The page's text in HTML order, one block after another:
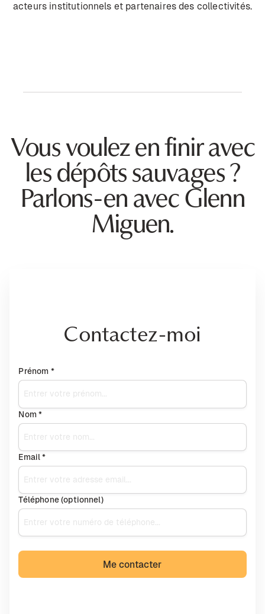
acteurs institutionnels et partenaires des collectivités.
Vous voulez en finir avec
les dépôts sauvages ?
Parlons-en avec Glenn
Miguen.
Contactez-moi
Prénom *
Nom *
Email *
Téléphone (optionnel)